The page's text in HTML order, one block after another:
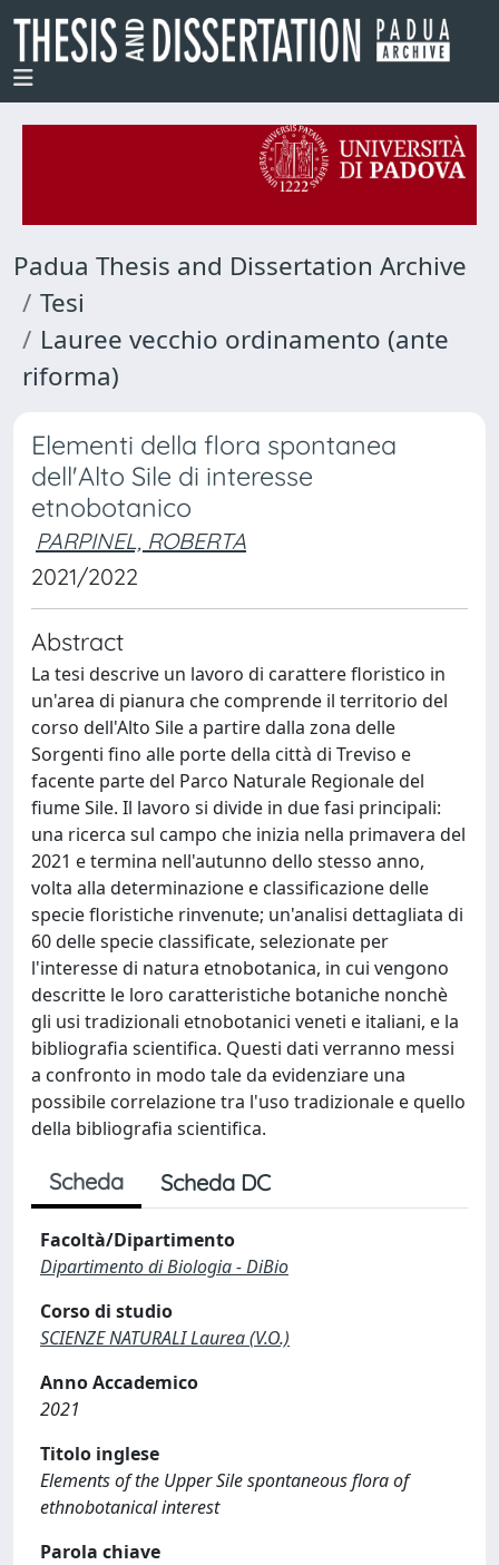
Padua Thesis and Dissertation Archive
Tesi
Lauree vecchio ordinamento (ante
riforma)
Elementi della flora spontanea
dell'Alto Sile di interesse
etnobotanico
PARPINEL, ROBERTA
2021/2022
Abstract
La tesi descrive un lavoro di carattere floristico in
un'area di pianura che comprende il territorio del
corso dell'Alto Sile a partire dalla zona delle
Sorgenti fino alle porte della città di Treviso e
facente parte del Parco Naturale Regionale del
fiume Sile. Il lavoro si divide in due fasi principali:
una ricerca sul campo che inizia nella primavera del
2021 e termina nell'autunno dello stesso anno,
volta alla determinazione e classificazione delle
specie floristiche rinvenute; un'analisi dettagliata di
60 delle specie classificate, selezionate per
l'interesse di natura etnobotanica, in cui vengono
descritte le loro caratteristiche botaniche nonchè
gli usi tradizionali etnobotanici veneti e italiani, e la
bibliografia scientifica. Questi dati verranno messi
a confronto in modo tale da evidenziare una
possibile correlazione tra l'uso tradizionale e quello
della bibliografia scientifica.
Scheda Scheda DC
Facoltà/Dipartimento
Dipartimento di Biologia - DiBio
Corso di studio
SCIENZE NATURALI Laurea (V.O.)
Anno Accademico
2021
Titolo inglese
Elements of the Upper Sile spontaneous flora of
ethnobotanical interest
Parola chiave